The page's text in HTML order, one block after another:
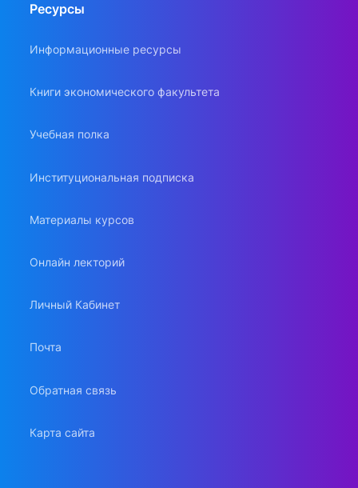
Ресурсы
Информационные ресурсы
Книги экономического факультета
Учебная полка
Институциональная подписка
Материалы курсов
Онлайн лекторий
Личный Кабинет
Почта
Обратная связь
Карта сайта